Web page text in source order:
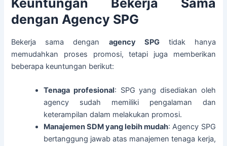
dengan Agency SPG
Bekerja sama dengan agency SPGtidak hanya
memudahkan proses promosi, tetapi juga memberikan
beberapa keuntungan berikut:
Tenaga profesional: SPG yang disediakan oleh
agency sudah memiliki pengalaman dan
keterampilan dalam melakukan promosi.
Manajemen SDM yang lebih mudah: Agency SPG
bertanggung jawab atas manajemen tenaga kerja,